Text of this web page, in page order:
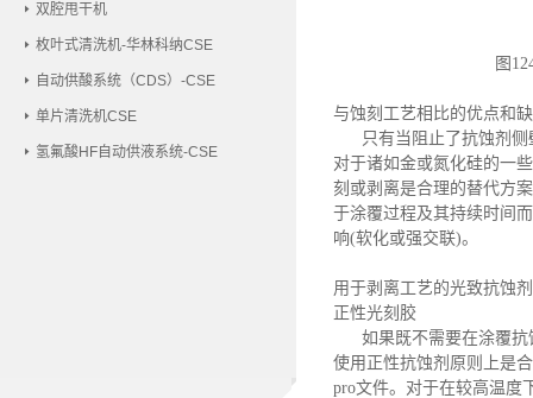
双腔甩干机
枚叶式清洗机-华林科纳CSE
自动供酸系统（CDS）-CSE
单片清洗机CSE
氢氟酸HF自动供液系统-CSE
图
与蚀刻工艺相比的优点和
只有当阻止了抗蚀剂
对于诸如金或氮化硅的一
刻或剥离是合理的替代方
于涂覆过程及其持续时间
响(软化或强交联)。
用于剥离工艺的光致抗蚀剂
正性光刻胶
如果既不需要在涂覆
使用正性抗蚀剂原则上是
pro文件。对于在较高温度